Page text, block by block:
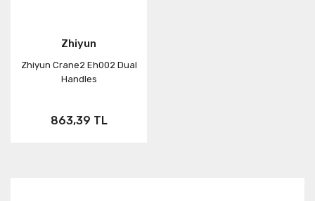
Zhiyun
Zhiyun Crane2 Eh002 Dual
Handles
863,39 TL